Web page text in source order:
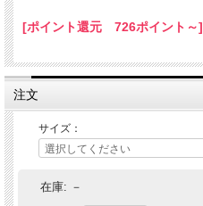
[ポイント還元 726ポイント～]
注文
サイズ：
在庫: －